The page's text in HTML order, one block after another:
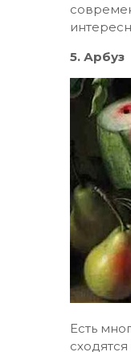
5. Арбуз
Есть